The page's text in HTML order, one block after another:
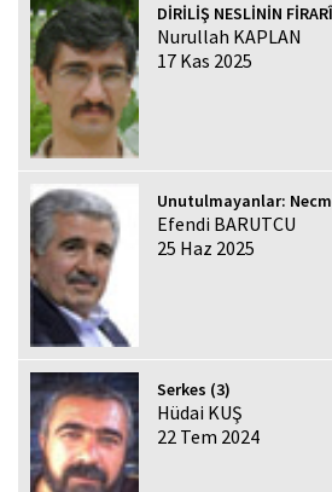
DİRİLİŞ NESLİNİN
Nurullah KAPLAN
17 Kas 2025
Unutulmayanlar:
Efendi BARUTCU
25 Haz 2025
Serkes (3)
Hüdai KUŞ
22 Tem 2024